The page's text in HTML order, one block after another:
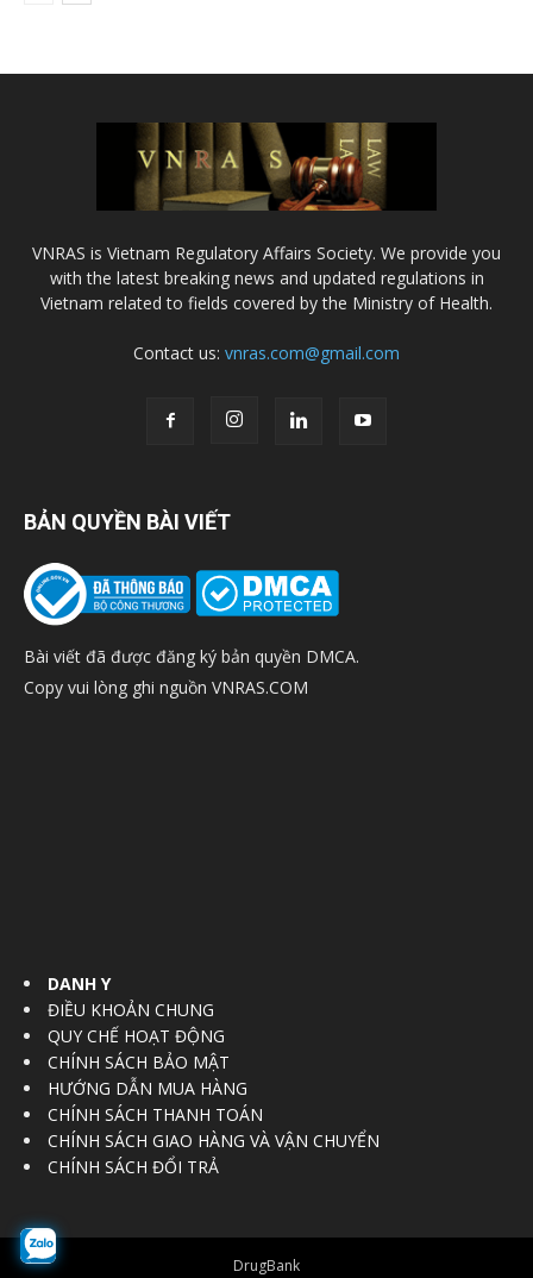
VNRAS is Vietnam Regulatory Affairs Society. We provide you
with the latest breaking news and updated regulations in
Vietnam related to fields covered by the Ministry of Health.
Contact us: vnras.com@gmail.com
BẢN QUYỀN BÀI VIẾT
Bài viết đã được đăng ký bản quyền DMCA.
Copy vui lòng ghi nguồn VNRAS.COM
DANH Y
ĐIỀU KHOẢN CHUNG
QUY CHẾ HOẠT ĐỘNG
CHÍNH SÁCH BẢO MẬT
HƯỚNG DẪN MUA HÀNG
CHÍNH SÁCH THANH TOÁN
CHÍNH SÁCH GIAO HÀNG VÀ VẬN CHUYỂN
CHÍNH SÁCH ĐỔI TRẢ
DrugBank